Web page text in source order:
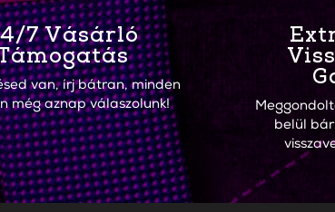
7 Vásárló
van, írj bátran, minden
még aznap válaszolunk!
belül